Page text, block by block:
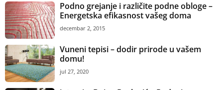
Podno grejanje i različite podne obloge –
Energetska efikasnost vašeg doma
decembar 2, 2015
Vuneni tepisi – dodir prirode u vašem
domu!
jul 27, 2020